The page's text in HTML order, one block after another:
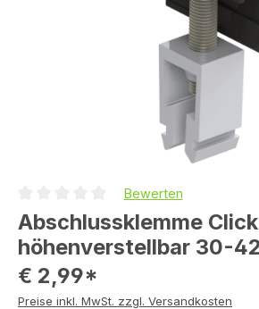
Durchschnittliche Bewertung von 0 von
Bewerten
Abschlussklemme
höhenverstellbar 30-
€ 2,99*
Preise inkl. MwSt. zzgl. Versandkosten